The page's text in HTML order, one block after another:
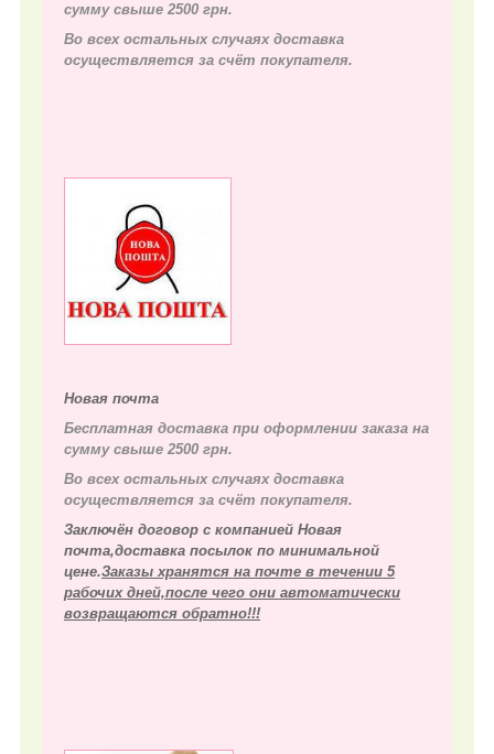
сумму свыше 2500 грн.
Во всех остальных случаях доставка
осуществляется за счёт покупателя.
Новая почта
Бесплатная доставка при оформлении заказа на
сумму свыше 2500 грн.
Во всех остальных случаях доставка
осуществляется за счёт покупателя.
Заключён договор с компанией Новая
почта,доставка посылок по минимальной
цене.Заказы хранятся на почте в течении 5
рабочих дней,после чего они автоматически
возвращаются обратно!!!